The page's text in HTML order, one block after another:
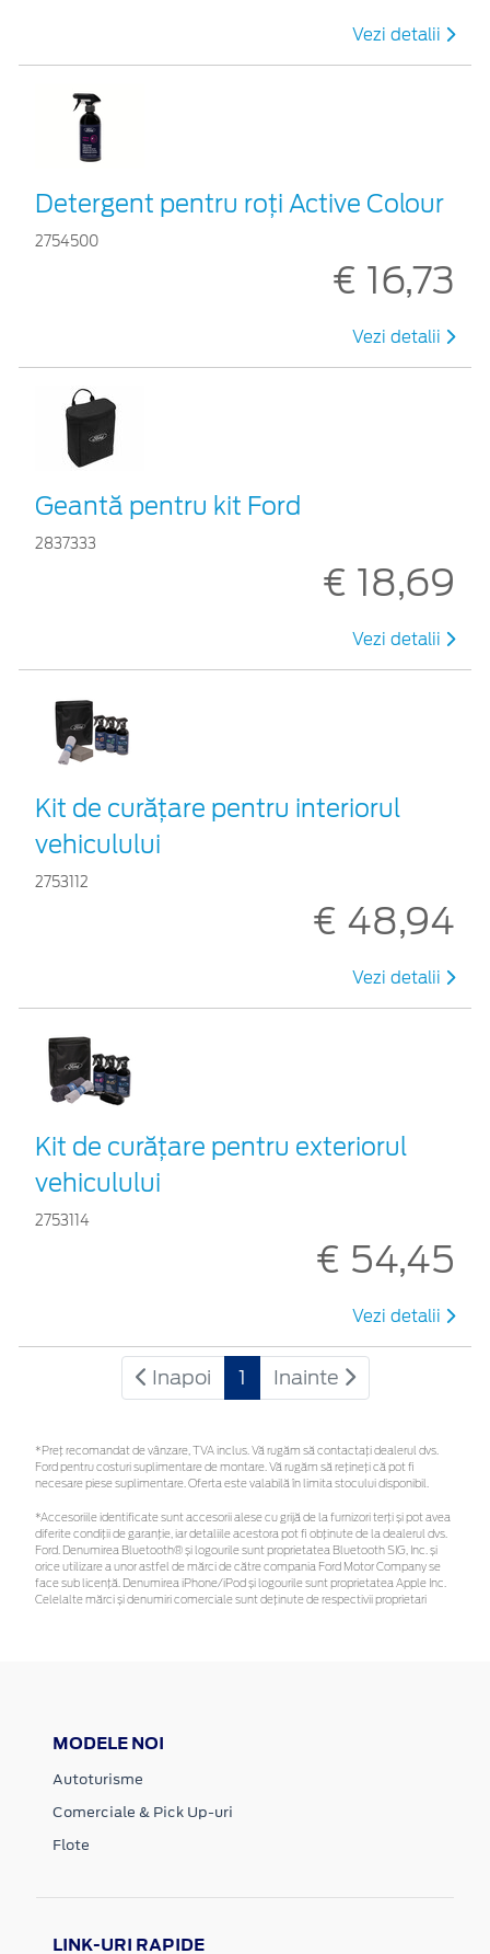
Vezi detalii
Detergent pentru roți Active Colour
2754500
€ 16,73
Vezi detalii
Geantă pentru kit Ford
2837333
€ 18,69
Vezi detalii
Kit de curățare pentru interiorul
vehiculului
2753112
€ 48,94
Vezi detalii
Kit de curățare pentru exteriorul
vehiculului
2753114
€ 54,45
Vezi detalii
Inapoi 1 Inainte
*Preţ recomandat de vânzare, TVA inclus. Vă rugăm să contactaţi dealerul dvs.
Ford pentru costuri suplimentare de montare. Vă rugăm să rețineți că pot fi
necesare piese suplimentare. Oferta este valabilă în limita stocului disponibil.
*Accesoriile identificate sunt accesorii alese cu grijă de la furnizori terți și pot avea
diferite condiții de garanție, iar detaliile acestora pot fi obținute de la dealerul dvs.
Ford. Denumirea Bluetooth® și logourile sunt proprietatea Bluetooth SIG, Inc. și
orice utilizare a unor astfel de mărci de către compania Ford Motor Company se
face sub licență. Denumirea iPhone/iPod și logourile sunt proprietatea Apple Inc.
Celelalte mărci și denumiri comerciale sunt deținute de respectivii proprietari
MODELE NOI
Autoturisme
Comerciale & Pick Up-uri
Flote
LINK-URI RAPIDE